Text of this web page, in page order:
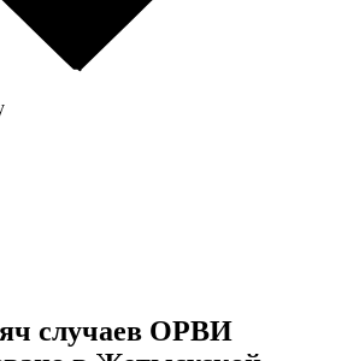
случаев ОРВИ